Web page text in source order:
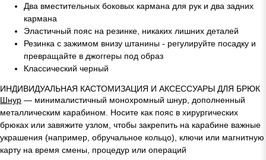
Два вместительных боковых кармана для рук и два задних
кармана
Эластичный пояс на резинке, никаких лишних деталей
Резинка с зажимом внизу штанины - регулируйте посадку и
превращайте в джоггеры под образ
Классический черный
ИНДИВИДУАЛЬНАЯ КАСТОМИЗАЦИЯ И АКСЕССУАРЫ ДЛЯ БРЮК
Шнур — минималистичный монохромный шнур, дополненный
металлическим карабином. Носите как пояс в хирургических
брюках или завяжите узлом, чтобы закрепить на карабине важные
украшения (например, обручальное кольцо), ключи или магнитную
карту на время смены, процедур или операций